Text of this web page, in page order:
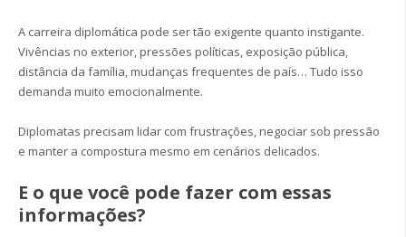
A carreira diplomática pode ser tão exigente quanto instigante.
Vivências no exterior, pressões políticas, exposição pública,
distância da família, mudanças frequentes de país… Tudo isso
demanda muito emocionalmente.
Diplomatas precisam lidar com frustrações, negociar sob pressão
e manter a compostura mesmo em cenários delicados.
E o que você pode fazer com essas
informações?